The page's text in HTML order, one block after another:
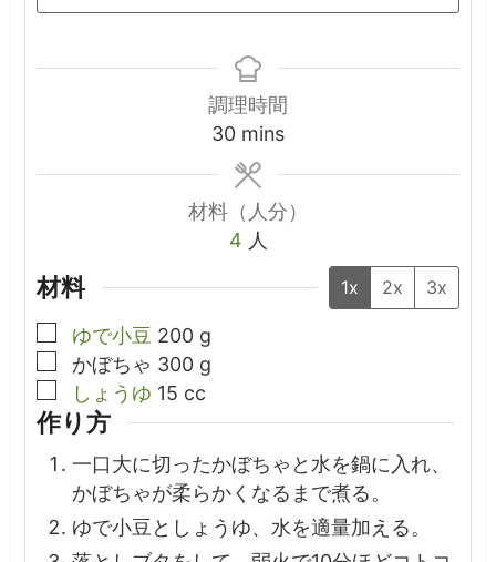
調理時間
30 minutes
mins
材料（人分）
4 人
材料 1x 2x 3x
▢
ゆで小豆 200 g
▢
かぼちゃ 300 g
▢しょうゆ 15 cc
作り方
一口大に切ったかぼちゃと水を鍋に入れ、
かぼちゃが柔らかくなるまで煮る。
ゆで小豆としょうゆ、水を適量加える。